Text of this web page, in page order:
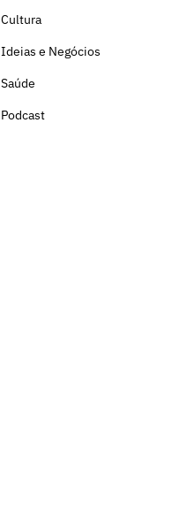
Cultura
Ideias e Negócios
Saúde
Podcast